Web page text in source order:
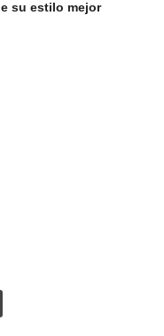
su estilo mejor